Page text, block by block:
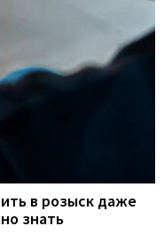
в розыск даже
знать